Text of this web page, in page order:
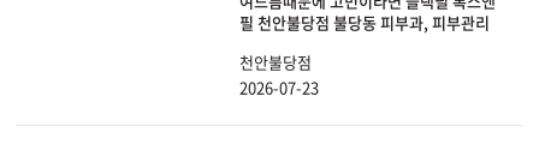
필 천안불당점 불당동 피부과, 피부관리
천안불당점
2026-07-23